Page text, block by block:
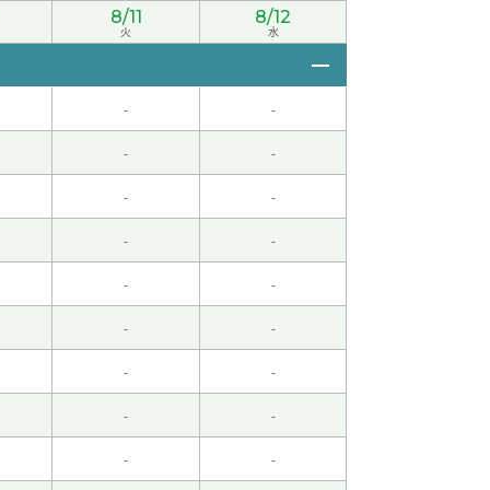
谢谢！( 男性 )
本的发展很早，但是我高中毕业后的50年的
8/11
火
8/12
水
- -
- -
- -
- -
- -
- -
- -
- -
- -